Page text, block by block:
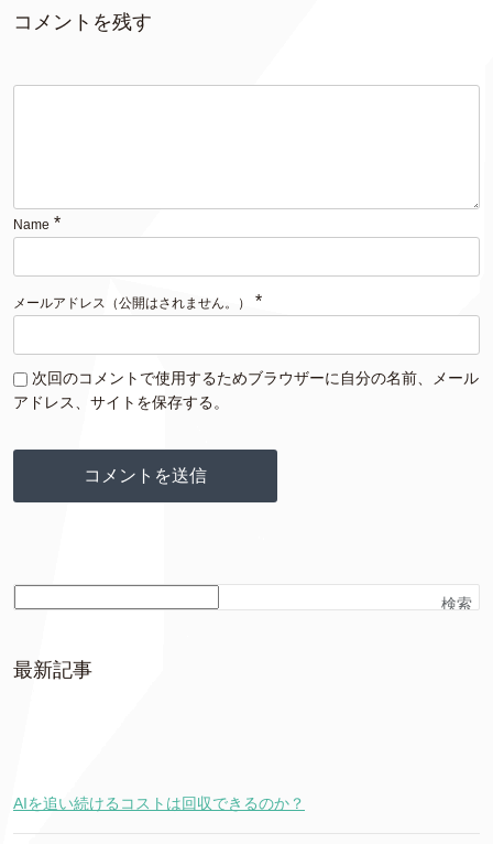
コメントを残す
Name *
メールアドレス（公開はされません。） *
次回のコメントで使用するためブラウザーに自分の名前、メール
アドレス、サイトを保存する。
検索
最新記事
AIを追い続けるコストは回収できるのか？